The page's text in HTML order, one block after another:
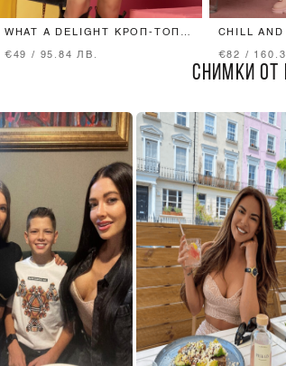
WHAT A DELIGHT КРОП-ТОП -
€49 / 95.84 ЛВ.
CHILL
€82 /
СНИМКИ ОТ